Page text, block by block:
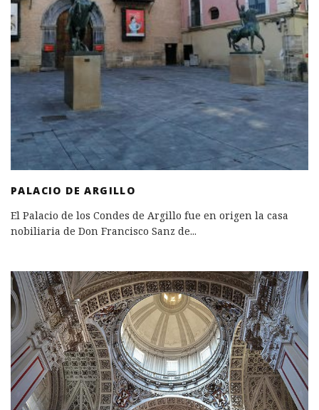
PALACIO DE ARGILLO
El Palacio de los Condes de Argillo fue en origen la casa
nobiliaria de Don Francisco Sanz de...